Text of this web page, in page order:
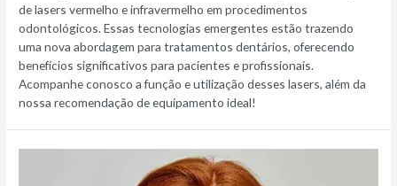
de lasers vermelho e infravermelho em procedimentos
odontológicos. Essas tecnologias emergentes estão trazendo
uma nova abordagem para tratamentos dentários, oferecendo
benefícios significativos para pacientes e profissionais.
Acompanhe conosco a função e utilização desses lasers, além da
nossa recomendação de equipamento ideal!